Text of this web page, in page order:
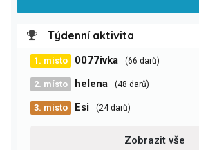
Týdenní aktivita
1. místo 0077ivka (66 darů)
2. místo helena (48 darů)
3. místo Esi (24 darů)
Zobrazit vše